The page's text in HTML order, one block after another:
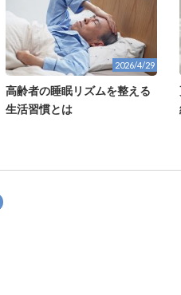
2026/4/29
高齢者の睡眠リズムを整える
生活習慣とは